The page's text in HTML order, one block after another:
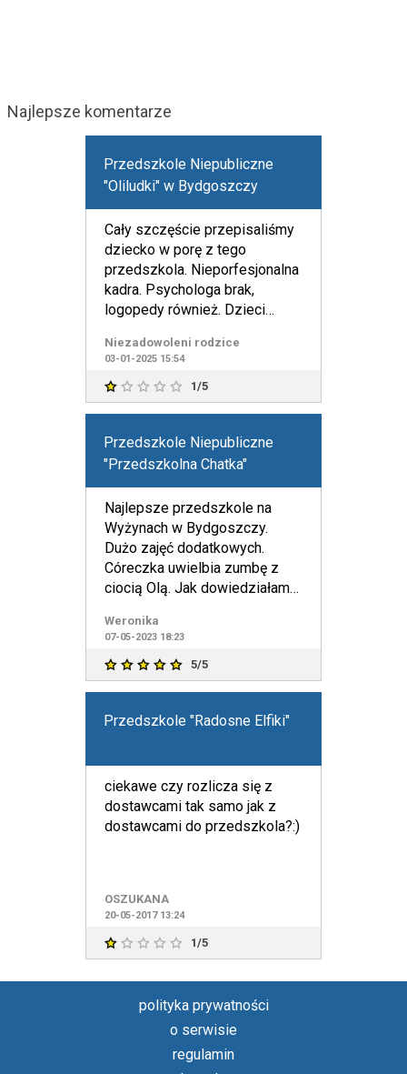
Najlepsze komentarze
Przedszkole Niepubliczne
"Oliludki" w Bydgoszczy
Cały szczęście przepisaliśmy
dziecko w porę z tego
przedszkola. Nieporfesjonalna
kadra. Psychologa brak,
logopedy również. Dzieci
Niezadowoleni rodzice
03-01-2025 15:54
1/5
Przedszkole Niepubliczne
"Przedszkolna Chatka"
Najlepsze przedszkole na
Wyżynach w Bydgoszczy.
Dużo zajęć dodatkowych.
Córeczka uwielbia zumbę z
ciocią Olą. Jak dowiedziałam
pro
Weronika
07-05-2023 18:23
5/5
Przedszkole "Radosne Elfiki"
ciekawe czy rozlicza się z
dostawcami tak samo jak z
dostawcami do przedszkola?:)
OSZUKANA
20-05-2017 13:24
1/5
polityka prywatności
o serwisie
regulamin